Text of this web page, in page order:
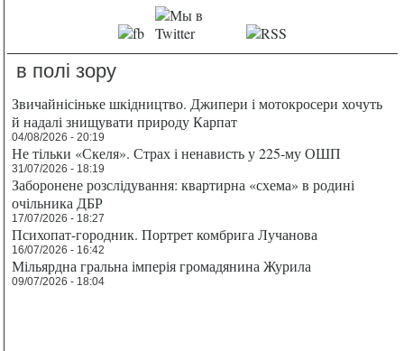
в полі зору
Звичайнісіньке шкідництво. Джипери і мотокросери хочуть
й надалі знищувати природу Карпат
04/08/2026 - 20:19
Не тільки «Скеля». Страх і ненависть у 225-му ОШП
31/07/2026 - 18:19
Заборонене розслідування: квартирна «схема» в родині
очільника ДБР
17/07/2026 - 18:27
Психопат-городник. Портрет комбрига Лучанова
16/07/2026 - 16:42
Мільярдна гральна імперія громадянина Журила
09/07/2026 - 18:04